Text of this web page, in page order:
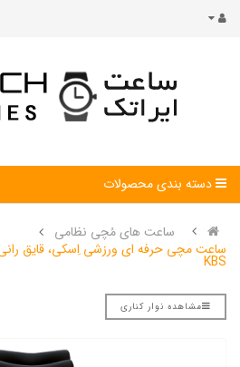
دسته بندی محصولات
ساعت های مُچی نظامی
KBS
مشاهده نوار کناری